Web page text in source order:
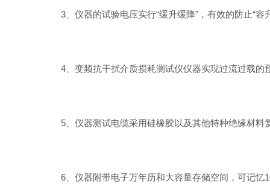
3、仪器的试验电压实行“缓升缓降”，有效的防止“容
4、变频抗干扰介质损耗测试仪仪器实现过流过载的
5、仪器测试电缆采用硅橡胶以及其他特种绝缘材料
6、仪器附带电子万年历和大容量存储空间，可记忆